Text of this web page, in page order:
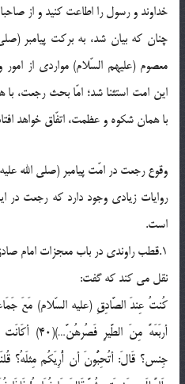
خداوند و رسول را اطاعت کنید و از
چنان که بیان شد، به برکت پیامبر
معصوم (علیهم السّلام) مواردی از
این امت استثنا شد؛ امّا بحث رجعت، با
با همان شکوه و عظمت، اتفّاق خواهد
وقوع رجعت در امّت پیامبر (صلی الله
روایات زیادی وجود دارد که رجعت در
است.
1.قطب راوندی در باب معجزات امام
نقل می کند که گفت:
کُنتُ عِندَ الصَّادِقِ (علیه السّلام) مَعَ
أربَعَهً مِنَ
جِنس؟ قَالَ: أتُحِبُّونَ أن أُرِیَکُم مِثلَهُ؟